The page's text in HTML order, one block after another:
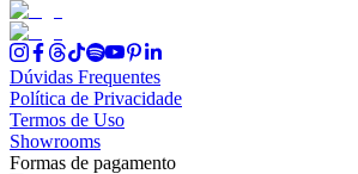
Dúvidas Frequentes
Política de Privacidade
Termos de Uso
Showrooms
Formas de pagamento